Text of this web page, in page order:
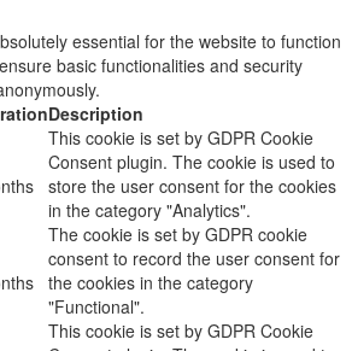
essential for the website to function
basic functionalities and security
Description
This cookie is set by GDPR Cookie
Consent plugin. The cookie is used to
store the user consent for the cookies
in the category "Analytics".
The cookie is set by GDPR cookie
consent to record the user consent for
the cookies in the category
"Functional".
This cookie is set by GDPR Cookie